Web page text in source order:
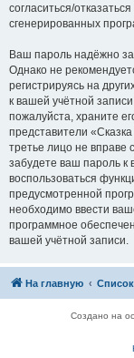
согласиться/
сгенерированных
Ваш пароль надёжно
Однако не
регистрируясь на
к вашей учётной
пожалуйста, храните
представители
третье лицо не вправе
забудете ваш пароль к
воспользоваться
предусмотренной
необходимо ввести
программное
вашей учётной записи.
На главную
Создано на